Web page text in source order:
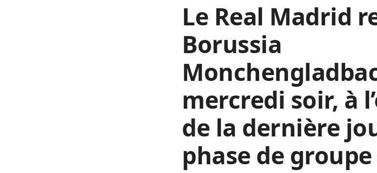
Le Real Madrid
Borussia
mercredi soir, à
de la dernière
phase de